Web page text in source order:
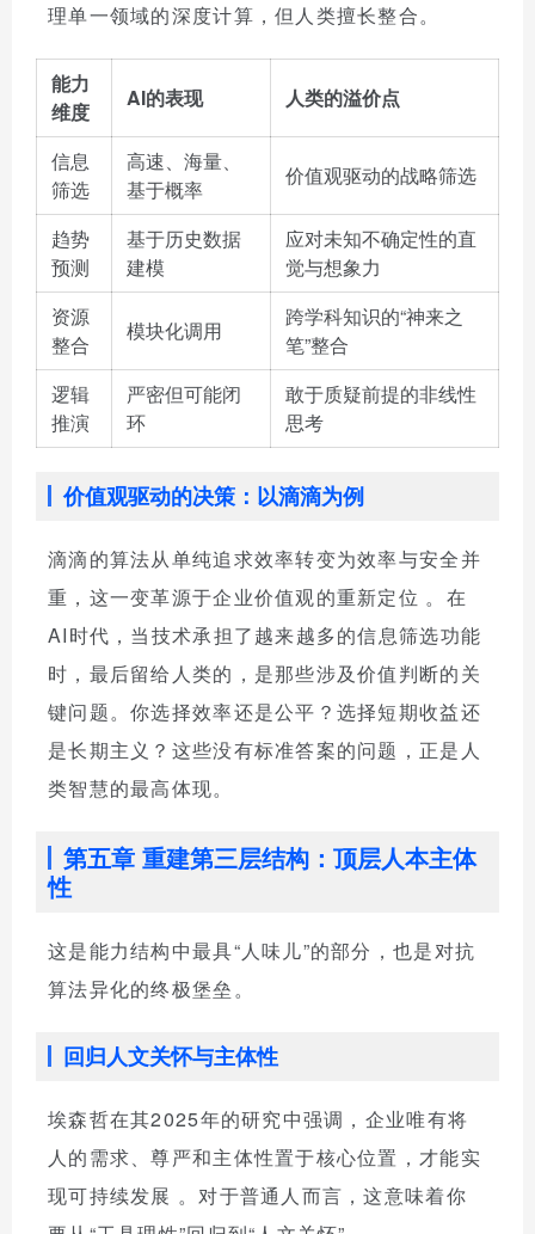
理单一领域的深度计算，但人类擅长整合。
能力
维度
AI的表现 人类的溢价点
信息
筛选
高速、海量、
基于概率
价值观驱动的战略筛选
趋势
预测
基于历史数据
建模
应对未知不确定性的直
觉与想象力
资源
整合
模块化调用
跨学科知识的“神来之
笔”整合
逻辑
推演
严密但可能闭
环
敢于质疑前提的非线性
思考
价值观驱动的决策：以滴滴为例
滴滴的算法从单纯追求效率转变为效率与安全并
重，这一变革源于企业价值观的重新定位 。在
AI时代，当技术承担了越来越多的信息筛选功能
时，最后留给人类的，是那些涉及价值判断的关
键问题。你选择效率还是公平？选择短期收益还
是长期主义？这些没有标准答案的问题，正是人
类智慧的最高体现。
第五章 重建第三层结构：顶层人本主体
性
这是能力结构中最具“人味儿”的部分，也是对抗
算法异化的终极堡垒。
回归人文关怀与主体性
埃森哲在其2025年的研究中强调，企业唯有将
人的需求、尊严和主体性置于核心位置，才能实
现可持续发展 。对于普通人而言，这意味着你